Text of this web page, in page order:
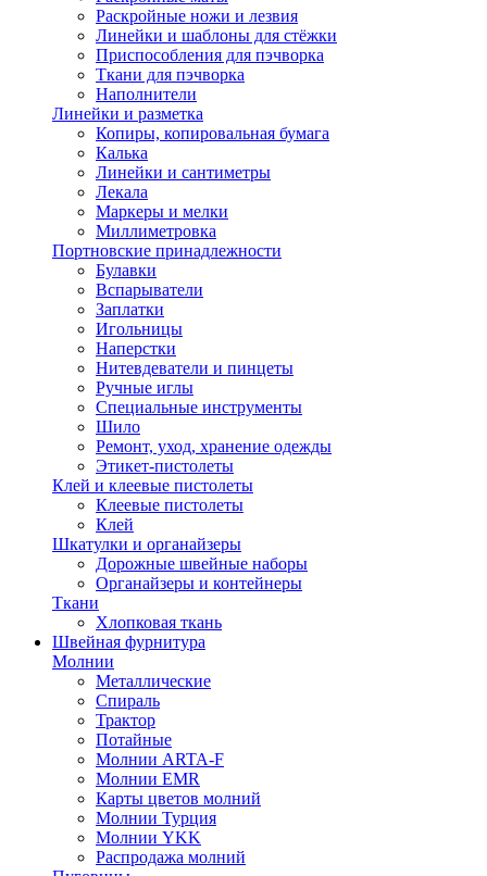
Раскройные ножи и лезвия
Линейки и шаблоны для стёжки
Приспособления для пэчворка
Ткани для пэчворка
Наполнители
Линейки и разметка
Копиры, копировальная бумага
Калька
Линейки и сантиметры
Лекала
Маркеры и мелки
Миллиметровка
Портновские принадлежности
Булавки
Вспарыватели
Заплатки
Игольницы
Наперстки
Нитевдеватели и пинцеты
Ручные иглы
Специальные инструменты
Шило
Ремонт, уход, хранение одежды
Этикет-пистолеты
Клей и клеевые пистолеты
Клеевые пистолеты
Клей
Шкатулки и органайзеры
Дорожные швейные наборы
Органайзеры и контейнеры
Ткани
Хлопковая ткань
Швейная фурнитура
Молнии
Металлические
Спираль
Трактор
Потайные
Молнии ARTA-F
Молнии EMR
Карты цветов молний
Молнии Турция
Молнии YKK
Распродажа молний